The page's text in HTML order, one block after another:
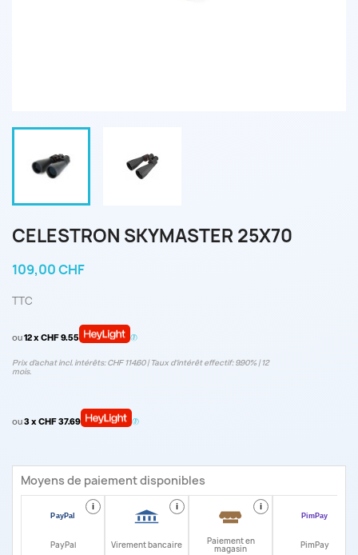
CELESTRON SKYMASTER 25X70
109,00 CHF
TTC
ou12 x CHF 9.55
Prix d’achat incl. intérêts: CHF 114.60 | Taux d‘intérêt effectif: 9.90% | 12
mois.
ou3 x CHF 37.69
Moyens de paiement disponibles
i
PayPal
i
Virement bancaire
i
Paiement en
magasin PimPay